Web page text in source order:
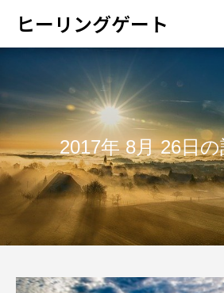
ヒーリングゲート
2017年 8月 26日